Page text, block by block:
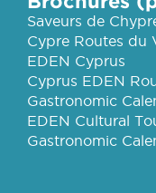
Saveurs de
Cypre Routes du
EDEN Cyprus
Cyprus EDEN
Gastronomic
EDEN Cultural
Gastronomic